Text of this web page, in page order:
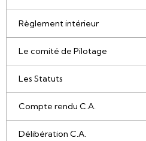
Règlement intérieur
Le comité de Pilotage
Les Statuts
Compte rendu C.A.
Délibération C.A.